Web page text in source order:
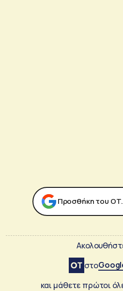
Προσθήκη του
στο
και μάθετε πρώτοι